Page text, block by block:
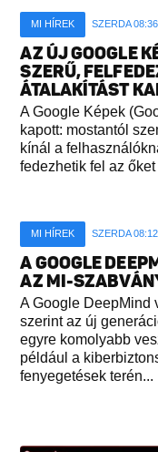
MI HÍREK SZERDA 08:36
AZ ÚJ GOOGLE
SZERŰ,
ÁTALAKÍTÁST
A Google Képek
kapott: mostantól
kínál a
fedezhetik fel az
MI HÍREK SZERDA 08:12
A GOOGLE
AZ MI-
A Google DeepMind
szerint az új
egyre komolyabb
például a
fenyegetések terén...